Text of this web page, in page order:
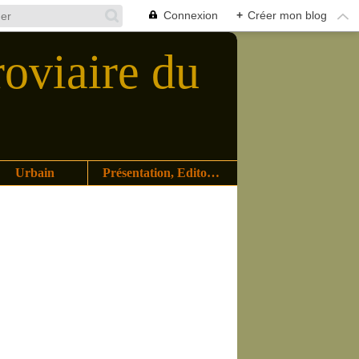
Connexion + Créer mon blog
du
Urbain Présentation, Editoriaux